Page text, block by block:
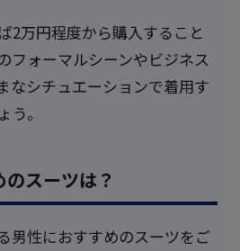
2万円程度から購入すること
フォーマルシーンやビジネス
なシチュエーションで着用す
。
スーツは？
男性におすすめのスーツをご